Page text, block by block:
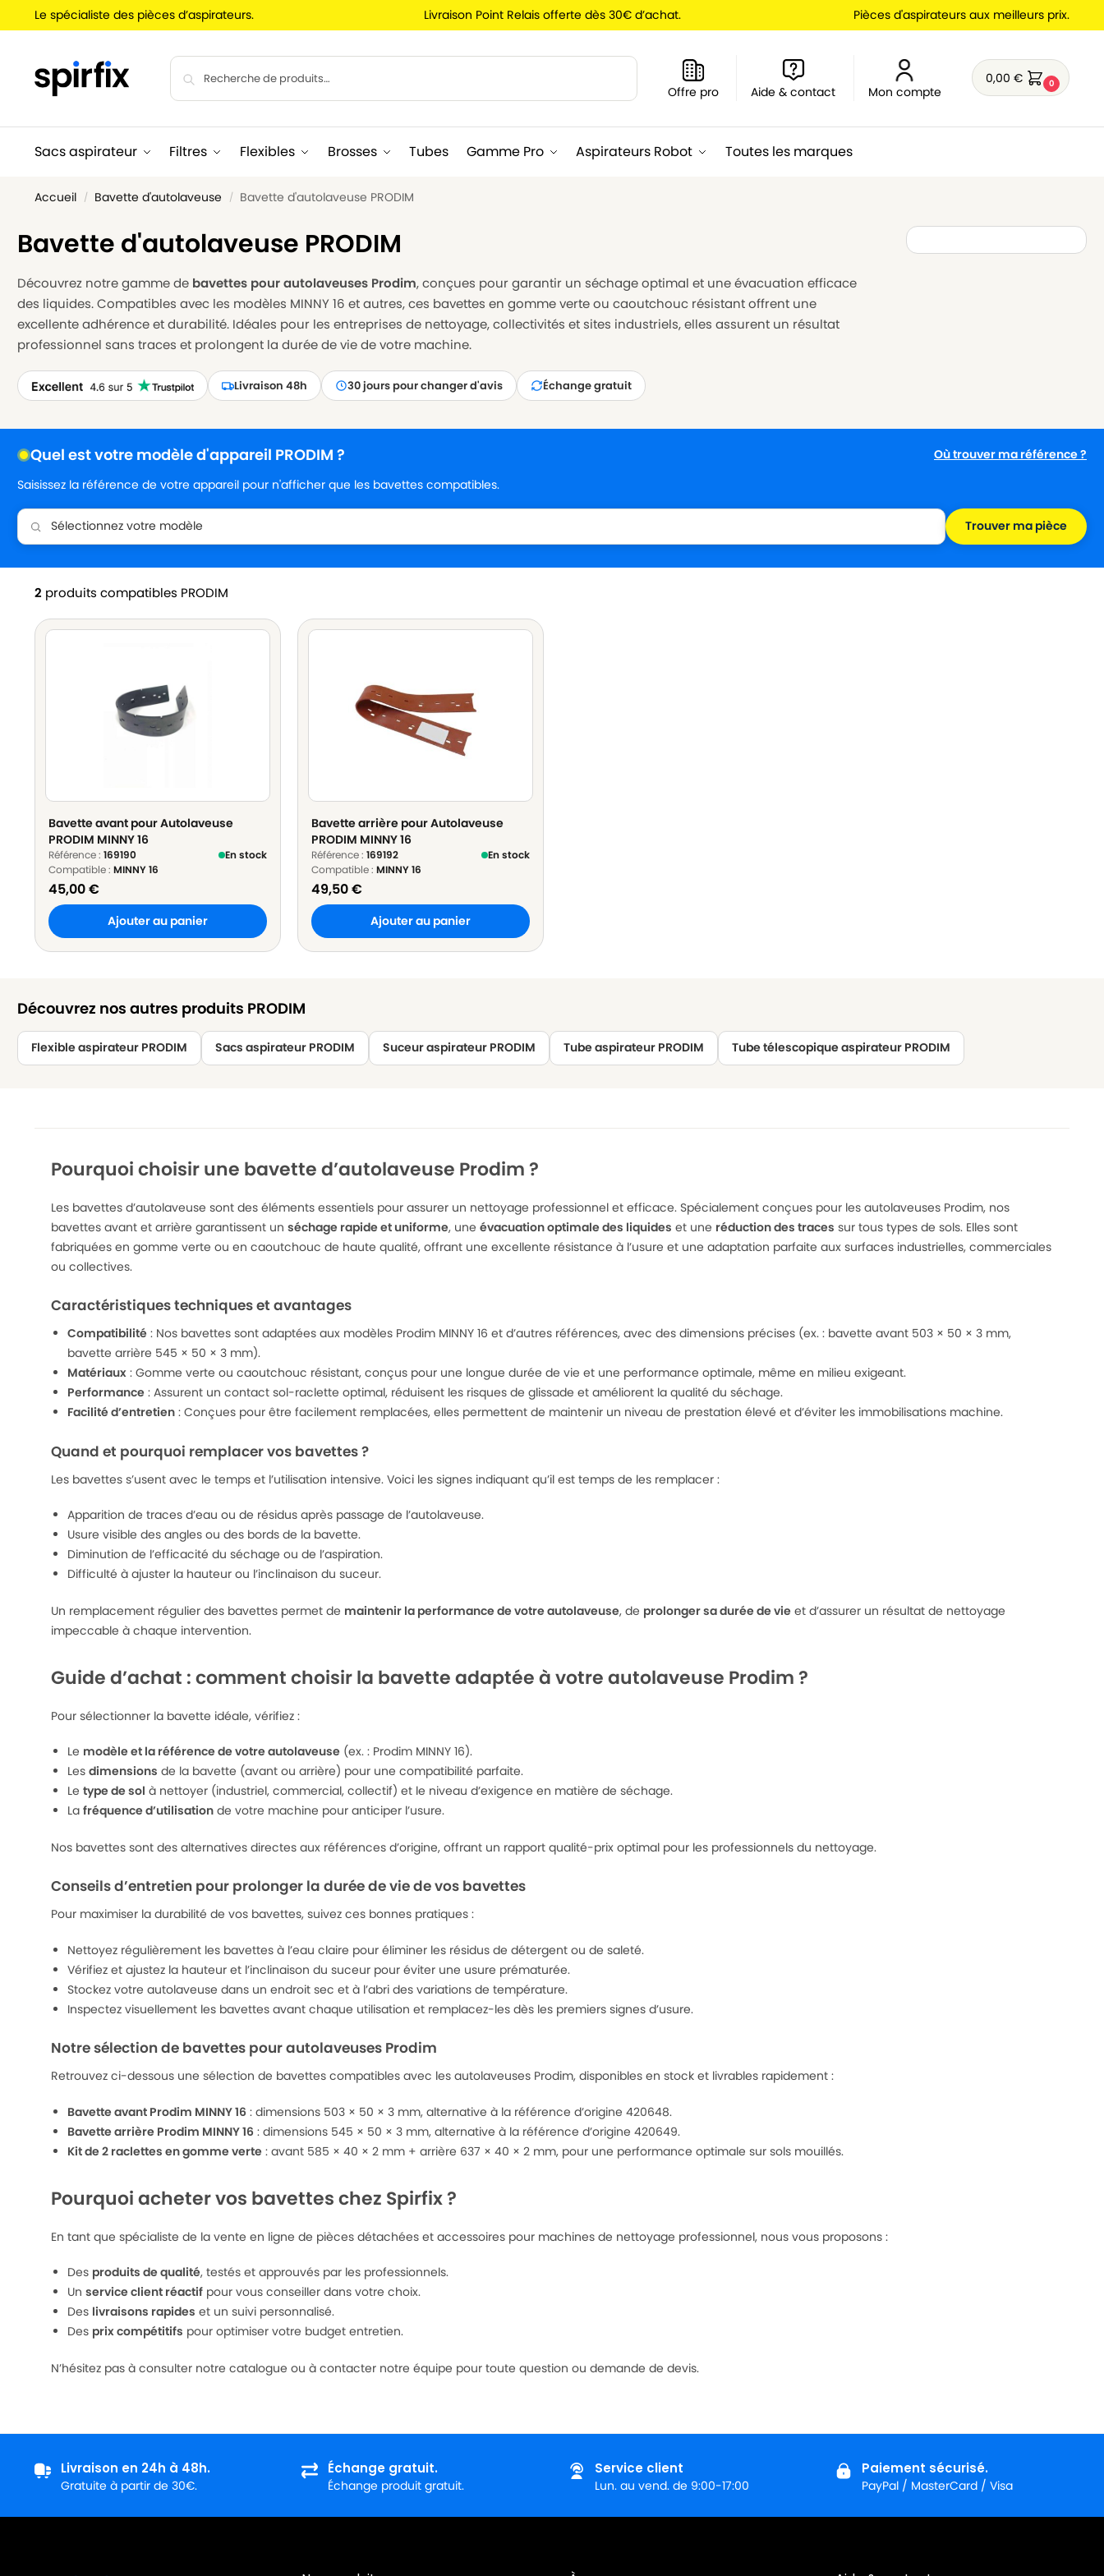
Le spécialiste des pièces d’aspirateurs. Livraison Point Relais offerte dès 30€ d’achat. Pièces d'aspirateurs aux meilleurs prix.
Offre pro Aide & contact Mon compte
0,00€ 0
Sacs aspirateur Filtres Flexibles Brosses Tubes Gamme Pro Aspirateurs Robot Toutes les marques
Accueil / Bavette d'autolaveuse / Bavette d'autolaveuse PRODIM
Bavette d'autolaveuse PRODIM
Découvrez notre gamme de bavettes pour autolaveuses Prodim, conçues pour garantir un séchage optimal et une évacuation efficace
des liquides. Compatibles avec les modèles MINNY 16 et autres, ces bavettes en gomme verte ou caoutchouc résistant offrent une
excellente adhérence et durabilité. Idéales pour les entreprises de nettoyage, collectivités et sites industriels, elles assurent un résultat
professionnel sans traces et prolongent la durée de vie de votre machine.
Livraison 48h 30 jours pour changer d'avis Échange gratuit
Quel est votre modèle d'appareil PRODIM ?
Où trouver ma référence ?
Saisissez la référence de votre appareil pour n'afficher que les bavettes compatibles.
Trouver ma pièce
2 produits compatibles PRODIM
Bavette avant pour Autolaveuse
PRODIM MINNY 16
Référence : 169190
En stock
Compatible : MINNY 16
45,00€
Ajouter au panier
Bavette arrière pour Autolaveuse
PRODIM MINNY 16
Référence : 169192
En stock
Compatible : MINNY 16
49,50€
Ajouter au panier
Découvrez nos autres produits PRODIM
Flexible aspirateur PRODIM Sacs aspirateur PRODIM Suceur aspirateur PRODIM Tube aspirateur PRODIM Tube télescopique aspirateur PRODIM
Pourquoi choisir une bavette d’autolaveuse Prodim ?
Les bavettes d’autolaveuse sont des éléments essentiels pour assurer un nettoyage professionnel et efficace. Spécialement conçues pour les autolaveuses Prodim, nos
bavettes avant et arrière garantissent un séchage rapide et uniforme, une évacuation optimale des liquides et une réduction des traces sur tous types de sols. Elles sont
fabriquées en gomme verte ou en caoutchouc de haute qualité, offrant une excellente résistance à l’usure et une adaptation parfaite aux surfaces industrielles, commerciales
ou collectives.
Caractéristiques techniques et avantages
Compatibilité : Nos bavettes sont adaptées aux modèles Prodim MINNY 16 et d’autres références, avec des dimensions précises (ex. : bavette avant 503 × 50 × 3 mm,
bavette arrière 545 × 50 × 3 mm).
Matériaux: Gomme verte ou caoutchouc résistant, conçus pour une longue durée de vie et une performance optimale, même en milieu exigeant.
Performance : Assurent un contact sol-raclette optimal, réduisent les risques de glissade et améliorent la qualité du séchage.
Facilité d’entretien: Conçues pour être facilement remplacées, elles permettent de maintenir un niveau de prestation élevé et d’éviter les immobilisations machine.
Quand et pourquoi remplacer vos bavettes ?
Les bavettes s’usent avec le temps et l’utilisation intensive. Voici les signes indiquant qu’il est temps de les remplacer :
Apparition de traces d’eau ou de résidus après passage de l’autolaveuse.
Usure visible des angles ou des bords de la bavette.
Diminution de l’efficacité du séchage ou de l’aspiration.
Difficulté à ajuster la hauteur ou l’inclinaison du suceur.
Un remplacement régulier des bavettes permet de maintenir la performance de votre autolaveuse, de prolonger sa durée de vie et d’assurer un résultat de nettoyage
impeccable à chaque intervention.
Guide d’achat : comment choisir la bavette adaptée à votre autolaveuse Prodim ?
Pour sélectionner la bavette idéale, vérifiez :
Le modèle et la référence de votre autolaveuse (ex. : Prodim MINNY 16).
Les dimensions de la bavette (avant ou arrière) pour une compatibilité parfaite.
Le type de sol à nettoyer (industriel, commercial, collectif) et le niveau d’exigence en matière de séchage.
La fréquence d’utilisationde votre machine pour anticiper l’usure.
Nos bavettes sont des alternatives directes aux références d’origine, offrant un rapport qualité-prix optimal pour les professionnels du nettoyage.
Conseils d’entretien pour prolonger la durée de vie de vos bavettes
Pour maximiser la durabilité de vos bavettes, suivez ces bonnes pratiques :
Nettoyez régulièrement les bavettes à l’eau claire pour éliminer les résidus de détergent ou de saleté.
Vérifiez et ajustez la hauteur et l’inclinaison du suceur pour éviter une usure prématurée.
Stockez votre autolaveuse dans un endroit sec et à l’abri des variations de température.
Inspectez visuellement les bavettes avant chaque utilisation et remplacez-les dès les premiers signes d’usure.
Notre sélection de bavettes pour autolaveuses Prodim
Retrouvez ci-dessous une sélection de bavettes compatibles avec les autolaveuses Prodim, disponibles en stock et livrables rapidement :
Bavette avant Prodim MINNY 16 : dimensions 503 × 50 × 3 mm, alternative à la référence d’origine 420648.
Bavette arrière Prodim MINNY 16 : dimensions 545 × 50 × 3 mm, alternative à la référence d’origine 420649.
Kit de 2 raclettes en gomme verte : avant 585 × 40 × 2 mm + arrière 637 × 40 × 2 mm, pour une performance optimale sur sols mouillés.
Pourquoi acheter vos bavettes chez Spirfix ?
En tant que spécialiste de la vente en ligne de pièces détachées et accessoires pour machines de nettoyage professionnel, nous vous proposons :
Des produits de qualité, testés et approuvés par les professionnels.
Un service client réactifpour vous conseiller dans votre choix.
Des livraisons rapides et un suivi personnalisé.
Des prix compétitifs pour optimiser votre budget entretien.
N’hésitez pas à consulter notre catalogue ou à contacter notre équipe pour toute question ou demande de devis.
Livraison en 24h à 48h.
Gratuite à partir de 30€.
Échange gratuit.
Échange produit gratuit.
Service client
Lun. au vend. de 9:00-17:00
Paiement sécurisé.
PayPal / MasterCard / Visa